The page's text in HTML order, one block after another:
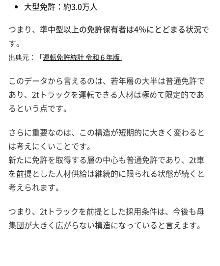
大型免許：約3.0万人
つまり、 準中型以上の免許保有者は4％にとどまる状況で
す。
出典元：「運転免許統計 令和６年版」
このデータから言えるのは、若年層の大半は普通免許で
あり、2tトラックを運転できる人材は極めて限定的であ
るという点です。
さらに重要なのは、この構造が短期的に大きく変わると
は考えにくいことです。
新たに免許を取得する層の中心も普通免許であり、2t車
を前提とした人材供給は継続的に限られる状態が続くと
考えられます。
つまり、2tトラックを前提とした採用条件は、今後も母
集団が大きく広がらない構造になっていると言えます。